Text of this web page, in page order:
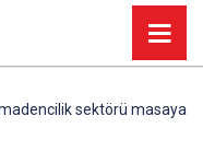
sektörü masaya